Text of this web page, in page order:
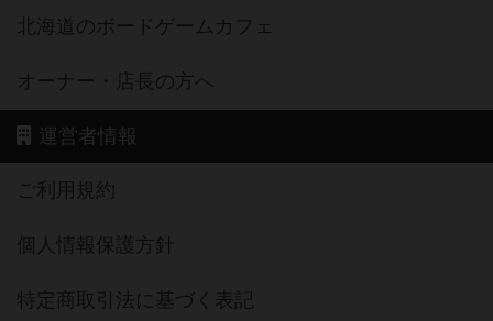
北海道のボードゲームカフェ
オーナー・店長の方へ
運営者情報
ご利用規約
個人情報保護方針
特定商取引法に基づく表記